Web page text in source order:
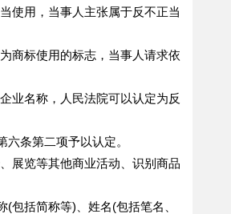
使用，当事人主张属于反不正当
商标使用的标志，当事人请求依
业名称，人民法院可以认定为反
条第二项予以认定。
展览等其他商业活动、识别商品
括简称等)、姓名(包括笔名、